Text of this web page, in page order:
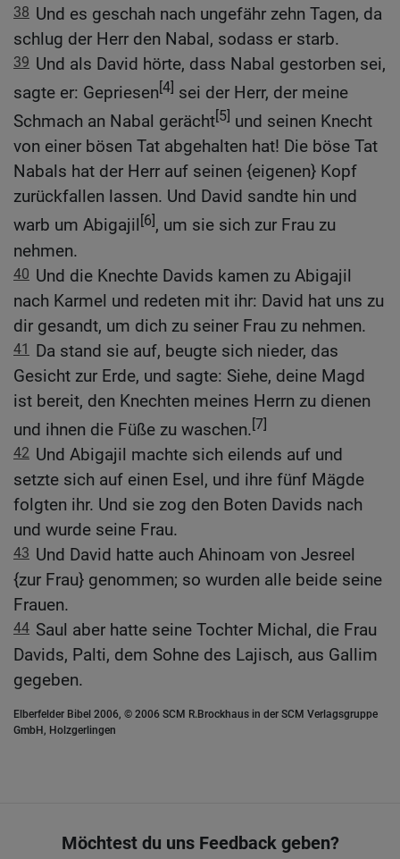
38 Und es geschah nach ungefähr zehn Tagen, da
schlug der Herr den Nabal, sodass er starb.
39 Und als David hörte, dass Nabal gestorben sei,
sagte er: Gepriesen[4] sei der Herr, der meine
Schmach an Nabal gerächt[5] und seinen Knecht
von einer bösen Tat abgehalten hat! Die böse Tat
Nabals hat der Herr auf seinen {eigenen} Kopf
zurückfallen lassen. Und David sandte hin und
warb um Abigajil [6], um sie sich zur Frau zu
nehmen.
40 Und die Knechte Davids kamen zu Abigajil
nach Karmel und redeten mit ihr: David hat uns zu
dir gesandt, um dich zu seiner Frau zu nehmen.
41 Da stand sie auf, beugte sich nieder, das
Gesicht zur Erde, und sagte: Siehe, deine Magd
ist bereit, den Knechten meines Herrn zu dienen
und ihnen die Füße zu waschen.[7]
42 Und Abigajil machte sich eilends auf und
setzte sich auf einen Esel, und ihre fünf Mägde
folgten ihr. Und sie zog den Boten Davids nach
und wurde seine Frau.
43 Und David hatte auch Ahinoam von Jesreel
{zur Frau} genommen; so wurden alle beide seine
Frauen.
44 Saul aber hatte seine Tochter Michal, die Frau
Davids, Palti, dem Sohne des Lajisch, aus Gallim
gegeben.
Elberfelder Bibel 2006, © 2006 SCM R.Brockhaus in der SCM Verlagsgruppe
GmbH, Holzgerlingen
Möchtest du uns Feedback geben?